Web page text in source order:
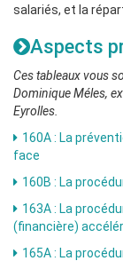
salariés, et la
Aspects
Ces tableaux vous
Dominique Méles,
Eyrolles.
160A : La
face
160B : La
163A : La
(financière)
165A : La